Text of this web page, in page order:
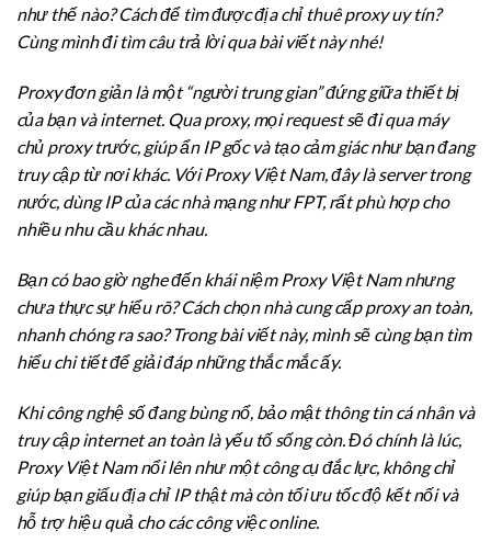
như thế nào? Cách để tìm được địa chỉ thuê proxy uy tín?
Cùng mình đi tìm câu trả lời qua bài viết này nhé!
Proxy đơn giản là một “người trung gian” đứng giữa thiết bị
của bạn và internet. Qua proxy, mọi request sẽ đi qua máy
chủ proxy trước, giúp ẩn IP gốc và tạo cảm giác như bạn đang
truy cập từ nơi khác. Với Proxy Việt Nam, đây là server trong
nước, dùng IP của các nhà mạng như FPT, rất phù hợp cho
nhiều nhu cầu khác nhau.
Bạn có bao giờ nghe đến khái niệm Proxy Việt Nam nhưng
chưa thực sự hiểu rõ? Cách chọn nhà cung cấp proxy an toàn,
nhanh chóng ra sao? Trong bài viết này, mình sẽ cùng bạn tìm
hiểu chi tiết để giải đáp những thắc mắc ấy.
Khi công nghệ số đang bùng nổ, bảo mật thông tin cá nhân và
truy cập internet an toàn là yếu tố sống còn. Đó chính là lúc,
Proxy Việt Nam nổi lên như một công cụ đắc lực, không chỉ
giúp bạn giấu địa chỉ IP thật mà còn tối ưu tốc độ kết nối và
hỗ trợ hiệu quả cho các công việc online.